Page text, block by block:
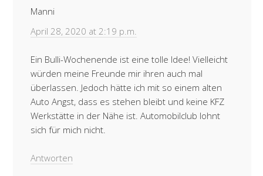
Manni
April 28, 2020 at 2:19 p.m.
Ein Bulli-Wochenende ist eine tolle Idee! Vielleicht
würden meine Freunde mir ihren auch mal
überlassen. Jedoch hätte ich mit so einem alten
Auto Angst, dass es stehen bleibt und keine KFZ
Werkstätte in der Nähe ist. Automobilclub lohnt
sich für mich nicht.
Antworten